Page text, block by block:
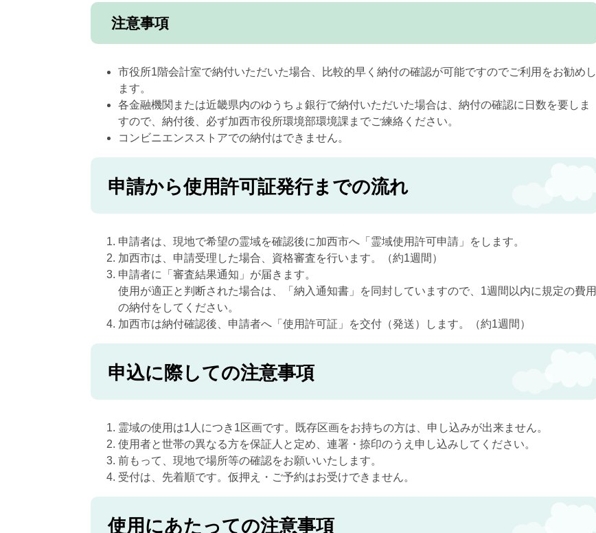
注意事項
市役所1階会計室で納付いただいた場合、比較的早く納付の確認が可能ですのでご利用をお勧めし
ます。
各金融機関または近畿県内のゆうちょ銀行で納付いただいた場合は、納付の確認に日数を要しま
すので、納付後、必ず加西市役所環境部環境課までご練絡ください。
コンビニエンスストアでの納付はできません。
申請から使用許可証発行までの流れ
申請者は、現地で希望の霊域を確認後に加西市へ「霊域使用許可申請」をします。
加西市は、申請受理した場合、資格審査を行います。（約1週間）
申請者に「審査結果通知」が届きます。
使用が適正と判断された場合は、「納入通知書」を同封していますので、1週間以内に規定の費用
の納付をしてください。
加西市は納付確認後、申請者へ「使用許可証」を交付（発送）します。（約1週間）
申込に際しての注意事項
霊域の使用は1人につき1区画です。既存区画をお持ちの方は、申し込みが出来ません。
使用者と世帯の異なる方を保証人と定め、連署・捺印のうえ申し込みしてください。
前もって、現地で場所等の確認をお願いいたします。
受付は、先着順です。仮押え・ご予約はお受けできません。
使用にあたっての注意事項